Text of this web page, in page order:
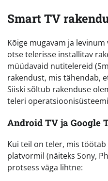
Smart TV
Kõige mugavam ja
otse telerisse installitav
müüdavaid nutitelereid
rakendust, mis tähendab,
Siiski sõltub rakenduse
teleri
Android TV ja Google
Kui teil on teler, mis töötab
platvormil (näiteks Sony,
protsess väga lihtne: